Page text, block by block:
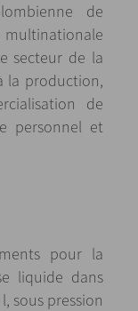
de
multinationale
secteur de la
la production,
de
personnel et
pour la
liquide dans
sous pression